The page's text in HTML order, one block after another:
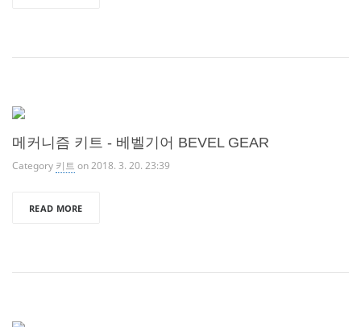
메커니즘 키트 - 베벨기어 BEVEL GEAR
Category 키트 on 2018. 3. 20. 23:39
READ MORE